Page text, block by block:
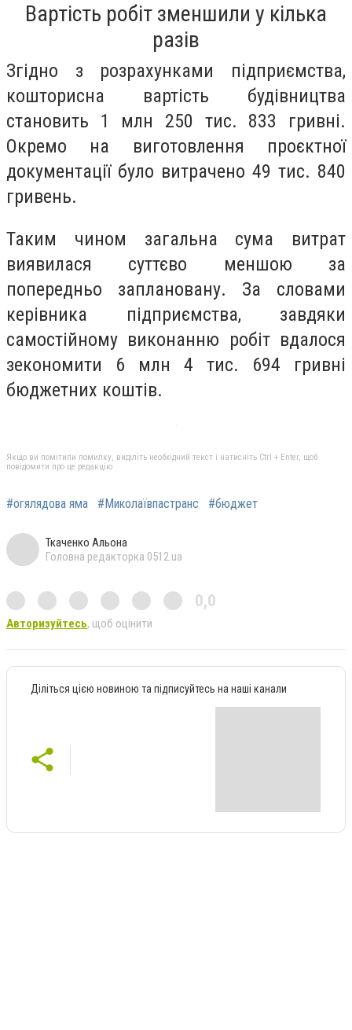
Вартість робіт зменшили у кілька
разів
Згідно з розрахунками підприємства,
кошторисна вартість будівництва
становить 1 млн 250 тис. 833 гривні.
Окремо на виготовлення проєктної
документації було витрачено 49 тис. 840
гривень.
Таким чином загальна сума витрат
виявилася суттєво меншою за
попередньо заплановану. За словами
керівника підприємства, завдяки
самостійному виконанню робіт вдалося
зекономити 6 млн 4 тис. 694 гривні
бюджетних коштів.
Якщо ви помітили помилку, виділіть необхідний текст і натисніть Ctrl + Enter, щоб
повідомити про це редакцію
#огялядова яма #Миколаївпастранс #бюджет
Ткаченко Альона
Головна редакторка 0512.ua
0,0
Авторизуйтесь, щоб оцінити
Діліться цією новиною та підписуйтесь на наші канали